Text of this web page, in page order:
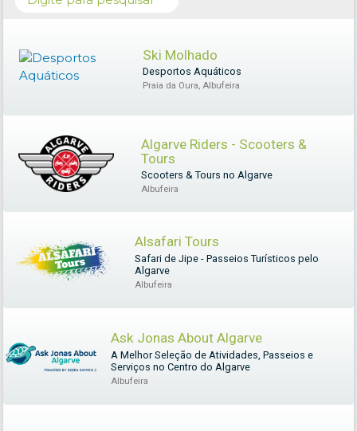
Ski Molhado
Desportos Aquáticos
Praia da Oura, Albufeira
Algarve Riders - Scooters &
Tours
Scooters & Tours no Algarve
Albufeira
Alsafari Tours
Safari de Jipe - Passeios Turísticos pelo
Algarve
Albufeira
Ask Jonas About Algarve
A Melhor Seleção de Atividades, Passeios e
Serviços no Centro do Algarve
Albufeira